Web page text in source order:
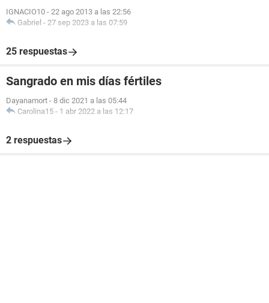
IGNACIO10 - 22 ago 2013 a las 22:56
Gabriel - 27 sep 2023 a las 07:59
25 respuestas
Sangrado en mis días fértiles
Dayanamort - 8 dic 2021 a las 05:44
Carolina15 - 1 abr 2022 a las 12:17
2 respuestas